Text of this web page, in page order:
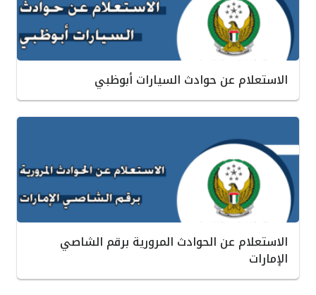
الاستعلام عن حوادث السيارات أبوظبي
الاستعلام عن الحوادث المرورية برقم الشاصي
الإمارات